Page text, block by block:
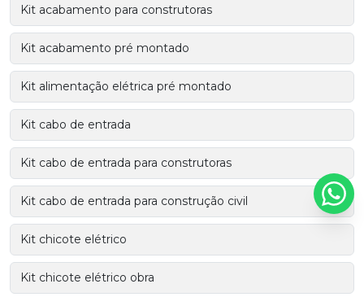
Kit acabamento para construtoras
Kit acabamento pré montado
Kit alimentação elétrica pré montado
Kit cabo de entrada
Kit cabo de entrada para construtoras
Kit cabo de entrada para construção civil
Kit chicote elétrico
Kit chicote elétrico obra